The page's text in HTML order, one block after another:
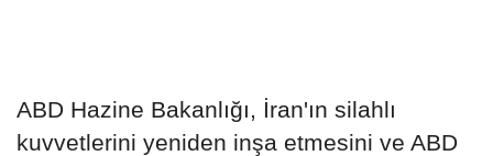
ABD Hazine Bakanlığı, İran'ın silahlı
kuvvetlerini yeniden inşa etmesini ve ABD